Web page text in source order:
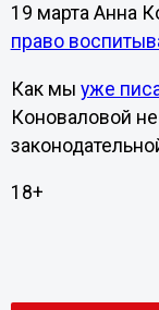
19 марта Анна
право
Как мы уже
Коноваловой
18+